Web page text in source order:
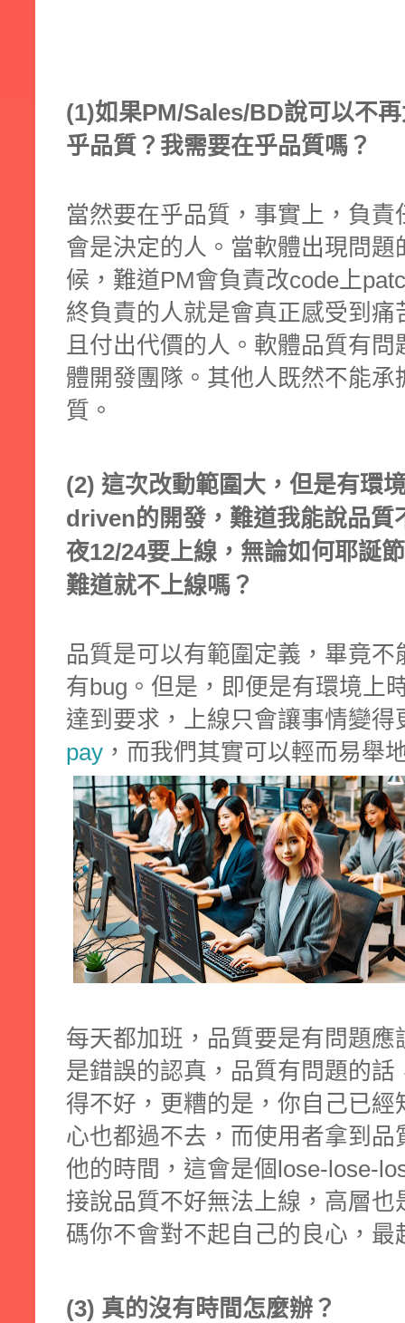
(1)如果PM/Sales/BD說可以不
乎品質？我需要在乎品質嗎？
當然要在乎品質，事實上，負責
會是決定的人。當軟體出現問題
候，難道PM會負責改code上
終負責的人就是會真正感受到痛
且付出代價的人。軟體品質有
體開發團隊。其他人既然不能
質。
(2) 這次改動範圍大，但是有環
driven的開發，難道我能說品質
夜12/24要上線，無論如何耶誕
難道就不上線嗎？
品質是可以有範圍定義，畢竟
有bug。但是，即便是有環境上
達到要求，上線只會讓事情變
pay ，而我們其實可以輕而易舉
每天都加班，品質要是有問題
是錯誤的認真，品質有問題的
得不好，更糟的是，你自己已
心也都過不去，而使用者拿到
他的時間，這會是個lose-lose-
接說品質不好無法上線，高層
碼你不會對不起自己的良心，最
(3) 真的沒有時間怎麼辦？